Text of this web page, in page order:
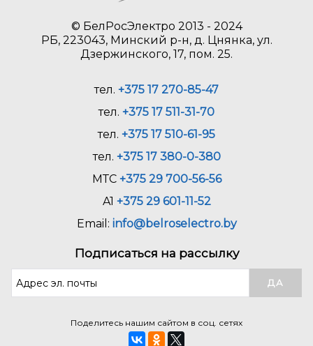
© БелРосЭлектро 2013 - 2024
РБ, 223043, Минский р-н, д. Цнянка, ул.
Дзержинского, 17, пом. 25.
тел. +375 17 270-85-47
тел. +375 17 511-31-70
тел. +375 17 510-61-95
тел. +375 17 380-0-380
МТС +375 29 700-56-56
A1 +375 29 601-11-52
Email: info@belroselectro.by
Подписаться на рассылку
Поделитесь нашим сайтом в соц. сетях